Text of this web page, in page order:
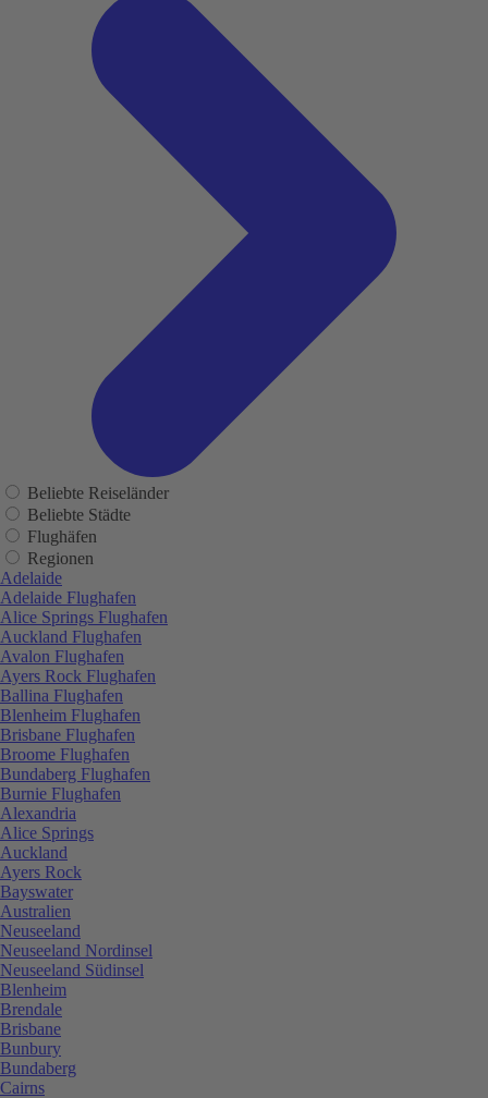
Beliebte Reiseländer
Beliebte Städte
Flughäfen
Regionen
Adelaide
Adelaide Flughafen
Alice Springs Flughafen
Auckland Flughafen
Avalon Flughafen
Ayers Rock Flughafen
Ballina Flughafen
Blenheim Flughafen
Brisbane Flughafen
Broome Flughafen
Bundaberg Flughafen
Burnie Flughafen
Alexandria
Alice Springs
Auckland
Ayers Rock
Bayswater
Australien
Neuseeland
Neuseeland Nordinsel
Neuseeland Südinsel
Blenheim
Brendale
Brisbane
Bunbury
Bundaberg
Cairns